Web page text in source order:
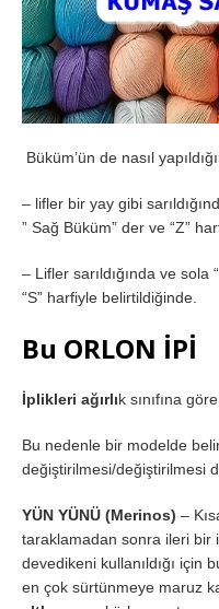
Büküm’ün de nasıl
– lifler bir yay gibi
” Sağ Büküm” der ve “Z”
– Lifler sarıldığında ve
“S” harfiyle belirtildiğinde.
Bu ORLON İPİ
İplikleri ağırlık sınıfına
Bu nedenle bir modelde
değiştirilmesi/değiştirilmesi
YÜN YÜNÜ (Merinos) –
taraklamadan sonra ileri bir
devedikeni kullanıldığı için
en çok sürtünmeye maruz